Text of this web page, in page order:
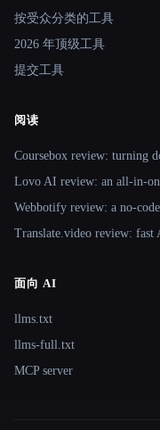
按受众分类的工具
2026 年顶级工具
提交工具
阅读
Coursebox review: turning
Lovo AI review: an all-in-
Webbotify review: a no-
Translate.video review: fast
面向 AI
llms.txt
llms-full.txt
MCP server